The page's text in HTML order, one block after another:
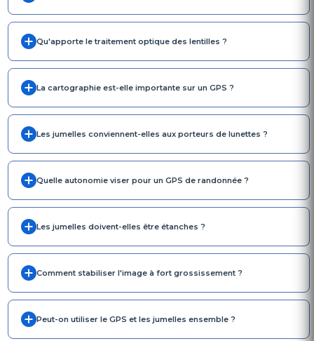
Qu'apporte le traitement optique des lentilles ?
La cartographie est-elle importante sur un GPS ?
Les jumelles conviennent-elles aux porteurs de lunettes ?
Quelle autonomie viser pour un GPS de randonnée ?
Les jumelles doivent-elles être étanches ?
Comment stabiliser l'image à fort grossissement ?
Peut-on utiliser le GPS et les jumelles ensemble ?